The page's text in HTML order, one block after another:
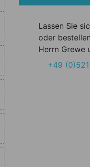
Lassen Sie
oder
Herrn Grewe
+49